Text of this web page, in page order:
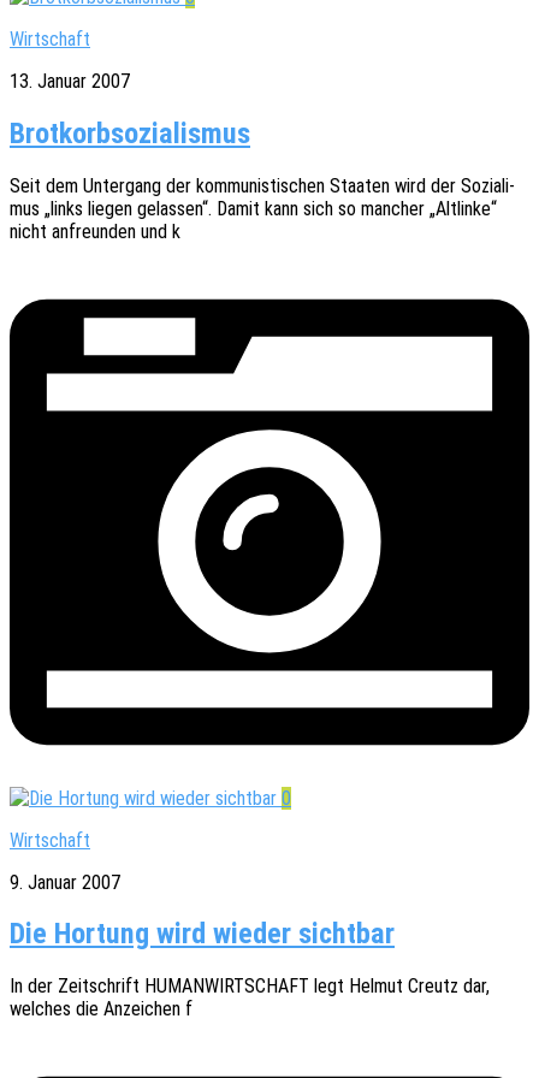
Wirtschaft
13. Januar 2007
Brotkorbsozialismus
Seit dem Unter­gang der kommu­nis­ti­schen Staa­ten wird der Sozi­a­li­
mus „links liegen gelas­sen“. Damit kann sich so mancher „Altlin­ke“
nicht anfreun­den und k
0
Wirtschaft
9. Januar 2007
Die Hortung wird wieder sichtbar
In der Zeit­schrift HUMANWIRTSCHAFT legt Helmut Creutz dar,
welches die Anzei­chen f